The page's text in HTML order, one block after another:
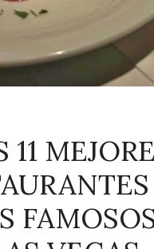
11